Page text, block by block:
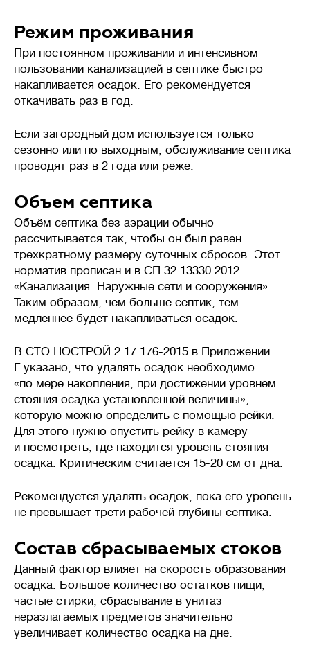
Режим проживания
При постоянном проживании и интенсивном
пользовании канализацией в септике быстро
накапливается осадок. Его рекомендуется
откачивать раз в год.
Если загородный дом используется только
сезонно или по выходным, обслуживание септика
проводят раз в 2 года или реже.
Объем септика
Объём септика без аэрации обычно
рассчитывается так, чтобы он был равен
трехкратному размеру суточных сбросов. Этот
норматив прописан и в СП 32.13330.2012
«Канализация. Наружные сети и сооружения».
Таким образом, чем больше септик, тем
медленнее будет накапливаться осадок.
В СТО НОСТРОЙ 2.17.176-2015 в Приложении
Г указано, что удалять осадок необходимо
«по мере накопления, при достижении уровнем
стояния осадка установленной величины»,
которую можно определить с помощью рейки.
Для этого нужно опустить рейку в камеру
и посмотреть, где находится уровень стояния
осадка. Критическим считается 15-20 см от дна.
Рекомендуется удалять осадок, пока его уровень
не превышает трети рабочей глубины септика.
Состав сбрасываемых стоков
Данный фактор влияет на скорость образования
осадка. Большое количество остатков пищи,
частые стирки, сбрасывание в унитаз
неразлагаемых предметов значительно
увеличивает количество осадка на дне.
Производительность
Объем сточных вод, который
станция биологической очистки
эффективности.
Важно подбирать систему
с учетом реального
водопотребления: недостаток
приведет к перегрузке,
а избыточная мощность –
к нарушению работы биофлоры
💳 Стоимость
отдо